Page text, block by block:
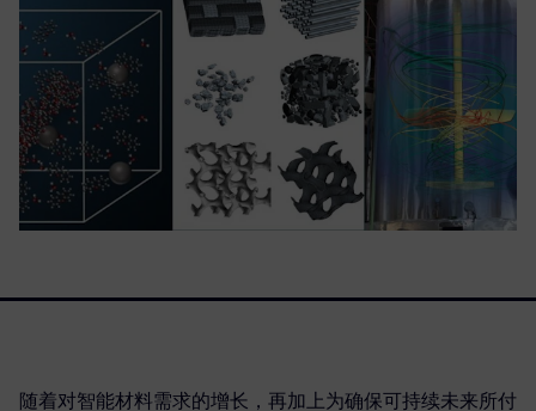
随着对智能材料需求的增长，再加上为确保可持续未来所付